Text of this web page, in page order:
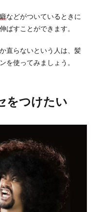
などがついているときに
ばすことができます。
直らないという人は、髪
を使ってみましょう。
をつけたい